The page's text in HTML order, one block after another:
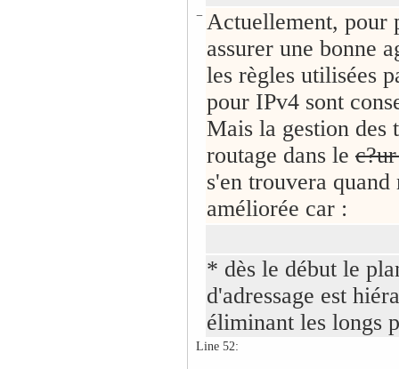
− Actuellement, pour
assurer une bonne
les règles utilisées
pour IPv4 sont
Mais la gestion des
routage dans le
s'en trouvera quand
améliorée car :
* dès le début le
d'adressage est
éliminant les longs
Line 52: